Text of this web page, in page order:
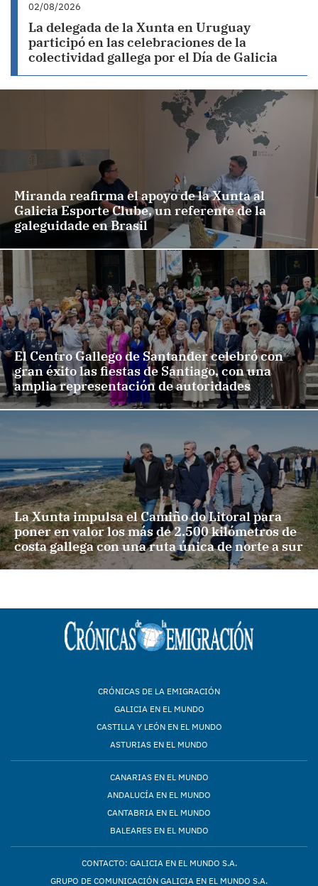
02/08/2026
La delegada de la Xunta en Uruguay
participó en las celebraciones de la
colectividad gallega por el Día de Galicia
Miranda reafirma el apoyo de la Xunta al
Galicia Esporte Clube, un referente de la
galeguidade en Brasil
El Centro Gallego de Santander celebró con
gran éxito las fiestas de Santiago, con una
amplia representación de autoridades
La Xunta impulsa el Camiño do Litoral para
poner en valor los más de 2.500 kilómetros de
costa gallega con una ruta única de norte a sur
CRÓNICAS DE LA EMIGRACIÓN
GALICIA EN EL MUNDO
CASTILLA Y LEÓN EN EL MUNDO
ASTURIAS EN EL MUNDO
CANARIAS EN EL MUNDO
ANDALUCÍA EN EL MUNDO
CANTABRIA EN EL MUNDO
BALEARES EN EL MUNDO
CONTACTO: GALICIA EN EL MUNDO S.A.
GRUPO DE COMUNICACIÓN GALICIA EN EL MUNDO S.A.